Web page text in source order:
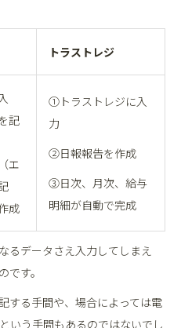
トラストレジ
記
エ
成
①トラストレジに入
力
②日報報告を作成
③日次、月次、給与
明細が自動で完成
るデータさえ入力してしまえ
です。
する手間や、場合によっては電
いう手間もあるのではないでし